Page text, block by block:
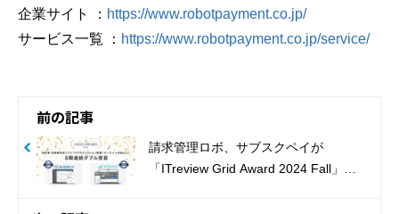
企業サイト ： https://www.robotpayment.co.jp/
サービス一覧 ： https://www.robotpayment.co.jp/service/
前の記事
請求管理ロボ、サブスクペイが
「ITreview Grid Award 2024 Fall」の